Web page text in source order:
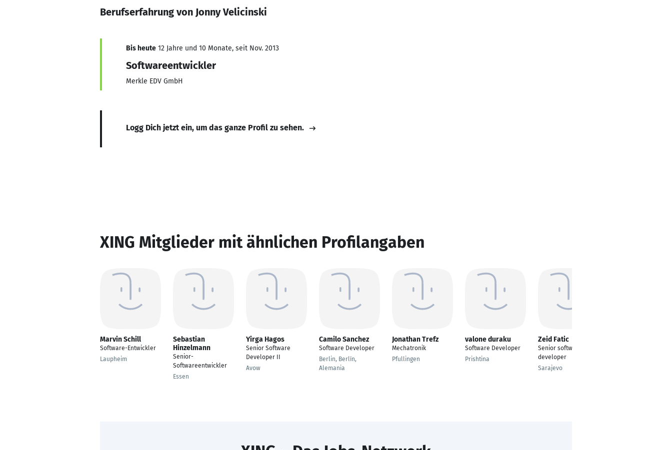
Berufserfahrung von Jonny Velicinski
Bis heute 12 Jahre und 10 Monate, seit Nov. 2013
Softwareentwickler
Merkle EDV GmbH
Logg Dich jetzt ein, um das ganze Profil zu sehen.
XING Mitglieder mit ähnlichen Profilangaben
Marvin Schill
Software-Entwickler
Laupheim
Sebastian
Hinzelmann
Senior-
Softwareentwickler
Essen
Yirga Hagos
Senior Software
Developer II
Avow
Camilo Sanchez
Software Developer
Berlin, Berlín,
Alemania
Jonathan Trefz
Mechatronik
Pfullingen
valone duraku
Software Developer
Prishtina
Zeid Fatic
Senior software
developer
Sarajevo